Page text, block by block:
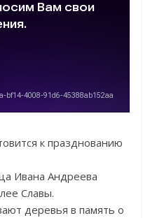
к празднованию
Ивана Андреева
Славы.
деревья в память о